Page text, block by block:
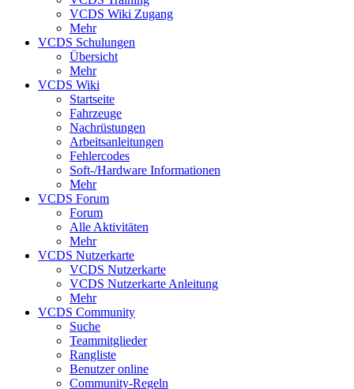
VCDS Wiki Zugang
Mehr
VCDS Schulungen
Übersicht
Mehr
VCDS Wiki
Startseite
Fahrzeuge
Nachrüstungen
Arbeitsanleitungen
Fehlercodes
Soft-/Hardware Informationen
Mehr
VCDS Forum
Forum
Alle Aktivitäten
Mehr
VCDS Nutzerkarte
VCDS Nutzerkarte
VCDS Nutzerkarte Anleitung
Mehr
VCDS Community
Suche
Teammitglieder
Rangliste
Benutzer online
Community-Regeln